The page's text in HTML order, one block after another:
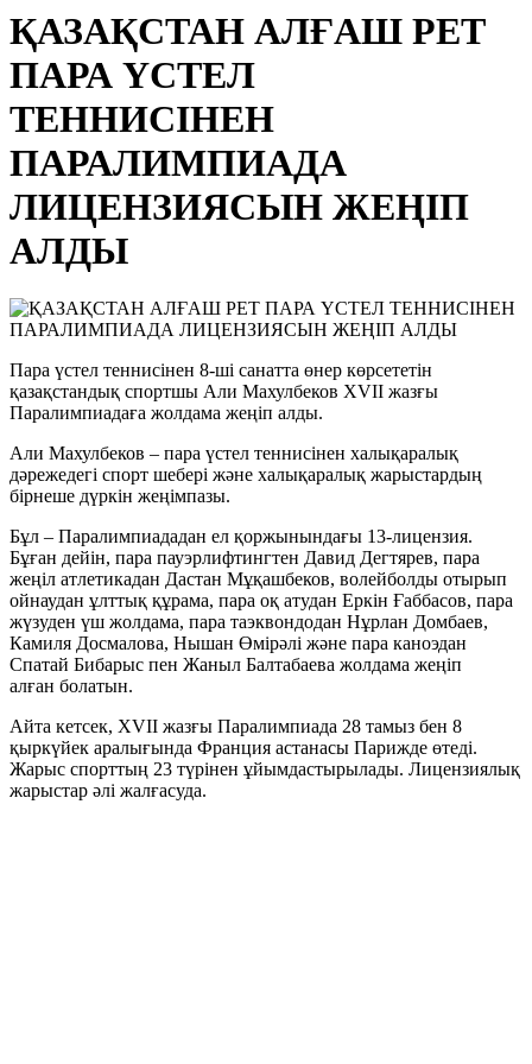
ҚАЗАҚСТАН АЛҒАШ РЕТ
ПАРА ҮСТЕЛ
ТЕННИСІНЕН
ПАРАЛИМПИАДА
ЛИЦЕНЗИЯСЫН ЖЕҢІП
АЛДЫ
Пара үстел теннисінен 8-ші санатта өнер көрсететін
қазақстандық спортшы Али Махулбеков XVII жазғы
Паралимпиадаға жолдама жеңіп алды.
Али Махулбеков – пара үстел теннисінен халықаралық
дәрежедегі спорт шебері және халықаралық жарыстардың
бірнеше дүркін жеңімпазы.
Бұл – Паралимпиададан ел қоржынындағы 13-лицензия.
Бұған дейін, пара пауэрлифтингтен Давид Дегтярев, пара
жеңіл атлетикадан Дастан Мұқашбеков, волейболды отырып
ойнаудан ұлттық құрама, пара оқ атудан Еркін Ғаббасов, пара
жүзуден үш жолдама, пара таэквондодан Нұрлан Домбаев,
Камиля Досмалова, Нышан Өмірәлі және пара каноэдан
Спатай Бибарыс пен Жаныл Балтабаева жолдама жеңіп
алған болатын.
Айта кетсек, XVII жазғы Паралимпиада 28 тамыз бен 8
қыркүйек аралығында Франция астанасы Парижде өтеді.
Жарыс спорттың 23 түрінен ұйымдастырылады. Лицензиялық
жарыстар әлі жалғасуда.